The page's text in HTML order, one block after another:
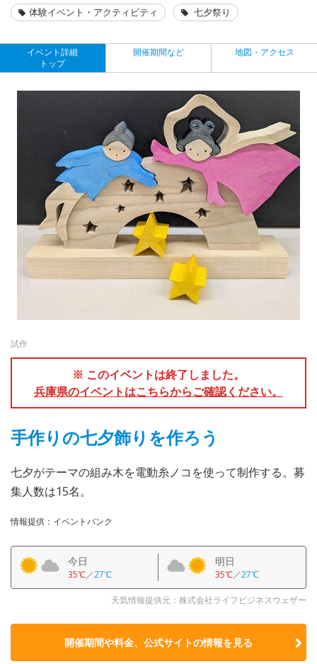
体験イベント・アクティビティ 七夕祭り
イベント詳細
トップ
開催期間など 地図・アクセス
試作
※ このイベントは終了しました。
兵庫県のイベントはこちらからご確認ください。
手作りの七夕飾りを作ろう
七夕がテーマの組み木を電動糸ノコを使って制作する。募
集人数は15名。
情報提供：イベントバンク
今日
35℃／27℃
明日
35℃／27℃
天気情報提供元：株式会社ライフビジネスウェザー
開催期間や料金、公式サイトの情報を見る